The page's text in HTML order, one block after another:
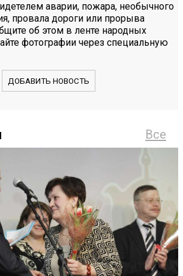
аварии, пожара, необычного
провала дороги или прорыва
об этом в ленте народных
фотографии через специальную
ДОБАВИТЬ НОВОСТЬ
Все